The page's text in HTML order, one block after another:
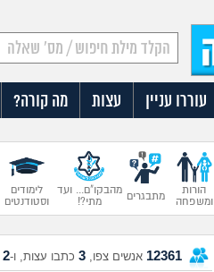
עוררו עניין עצות מה קורה?
הורות
ומשפחה
מתבגרים
מהבקו"ם... ועד
מתי?!
לימודים
וסטודנטים
12361 אנשים צפו, 3 כתבו עצות, ו-2